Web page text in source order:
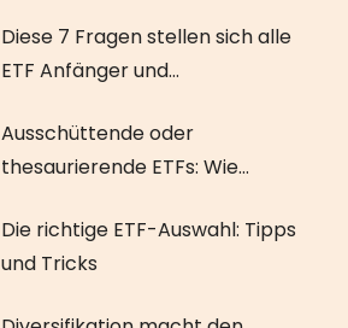
Diese 7 Fragen stellen sich alle
ETF Anfänger und
Ausschüttende oder
thesaurierende ETFs: Wie
Die richtige ETF-Auswahl: Tipps
und Tricks